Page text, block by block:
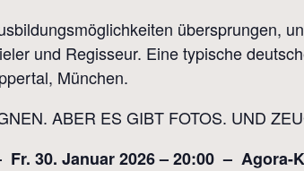
übersprungen,
und Regisseur. Eine typische
München.
ABER ES GIBT FOTOS. UND
30. Januar 2026 – 20:00 – Agora-